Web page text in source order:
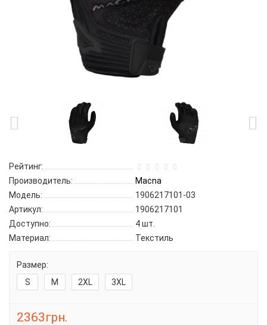
Рейтинг:
Производитель:
Macna
Модель:
1906217101-03
Артикул:
1906217101
Доступно:
4шт.
Материал:
Текстиль
Размер:
S
M 2XL 3XL
2363грн.